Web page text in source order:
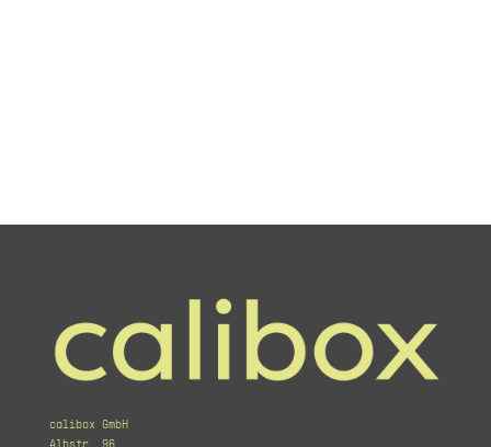
calibox GmbH
Albstr. 96